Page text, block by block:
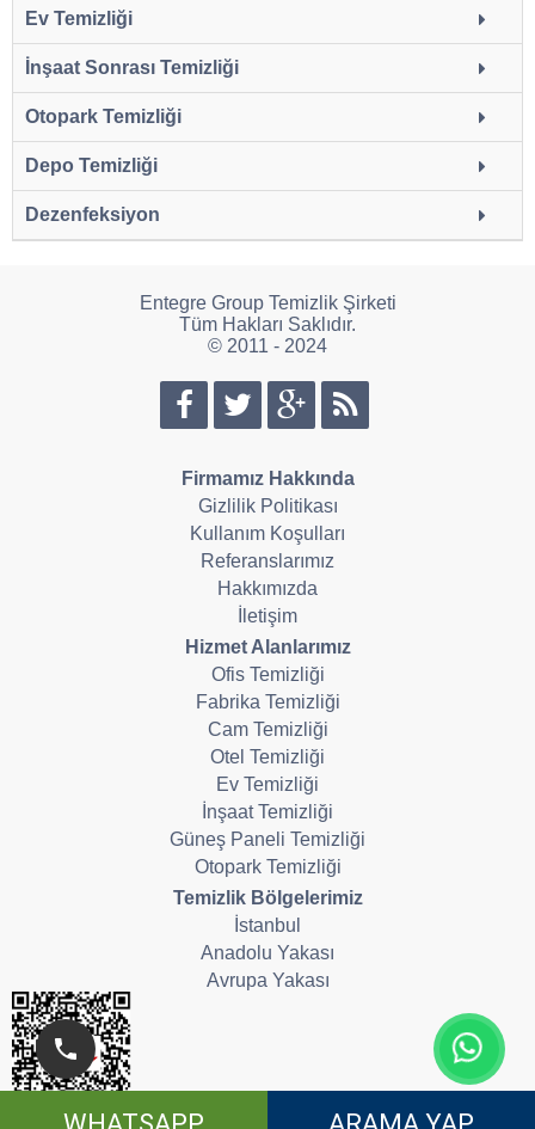
Ev Temizliği
İnşaat Sonrası Temizliği
Otopark Temizliği
Depo Temizliği
Dezenfeksiyon
Entegre Group Temizlik Şirketi
Tüm Hakları Saklıdır.
© 2011 - 2024
Firmamız Hakkında
Gizlilik Politikası
Kullanım Koşulları
Referanslarımız
Hakkımızda
İletişim
Hizmet Alanlarımız
Ofis Temizliği
Fabrika Temizliği
Cam Temizliği
Otel Temizliği
Ev Temizliği
İnşaat Temizliği
Güneş Paneli Temizliği
Otopark Temizliği
Temizlik Bölgelerimiz
İstanbul
Anadolu Yakası
Avrupa Yakası